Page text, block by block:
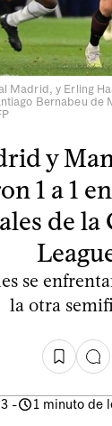
Madrid, y Erling
Bernabeu de
y
1 a 1
de la
se
la otra
- 1 minuto de